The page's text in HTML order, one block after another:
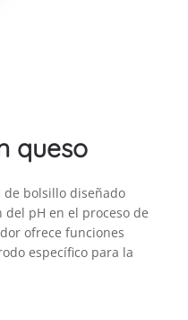
queso
de bolsillo diseñado
pH en el proceso de
ofrece funciones
específico para la